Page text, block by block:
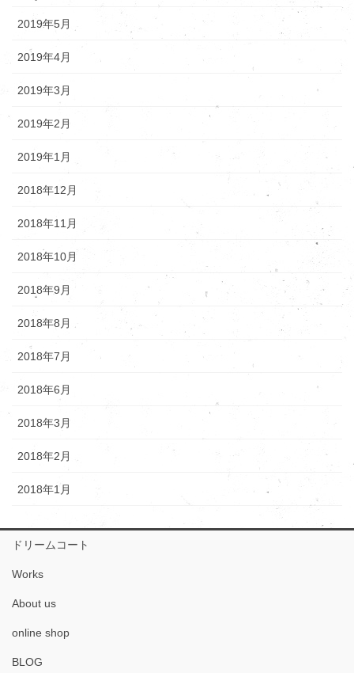
2019年5月
2019年4月
2019年3月
2019年2月
2019年1月
2018年12月
2018年11月
2018年10月
2018年9月
2018年8月
2018年7月
2018年6月
2018年3月
2018年2月
2018年1月
ドリームコート
Works
About us
online shop
BLOG